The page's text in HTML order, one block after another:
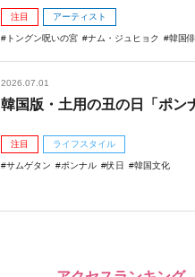
注目 アーティスト
トングン呪いの宮 ナム・ジュヒョク 韓国
2026.07.01
韓国版・土用の丑の日「ポン
注目 ライフスタイル
サムゲタン ポンナル 伏日 韓国文化